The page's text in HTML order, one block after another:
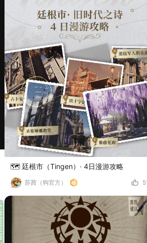
🗺️ 廷根市（Tingen）· 4日漫游攻略
苏茜（狗官方）